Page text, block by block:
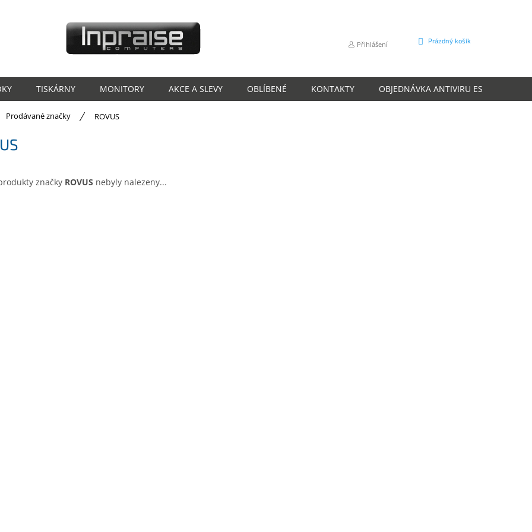
Přihlášení
NÁKUPNÍ
Prázdný košík
TISKÁRNY MONITORY AKCE A SLEVY OBLÍBENÉ KONTAKTY OBJEDNÁVKA ANTIVIRU ESET
Prodávané značky ROVUS
značky ROVUS nebyly nalezeny...